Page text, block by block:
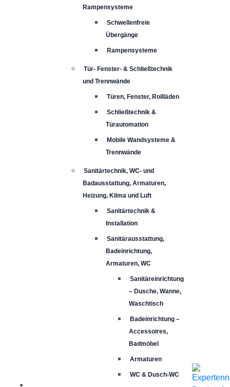
Rampensysteme
Schwellenfreie
Übergänge
Rampensysteme
Tür- Fenster- & Schließtechnik
und Trennwände
Türen, Fenster, Rollläden
Schließtechnik &
Türautomation
Mobile Wandsysteme &
Trennwände
Sanitärtechnik, WC- und
Badausstattung, Armaturen,
Heizung, Klima und Luft
Sanitärtechnik &
Installation
Sanitärausstattung,
Badeinrichtung,
Armaturen, WC
Sanitäreinrichtung
– Dusche, Wanne,
Waschtisch
Badeinrichtung –
Accessoires,
Badmöbel
Armaturen
WC & Dusch-WC